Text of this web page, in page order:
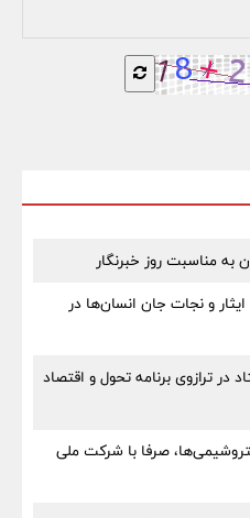
مناسبت روز خبرنگار
و نجات جان انسان‌ها در
در ترازوی برنامه تحول و اقتصاد
صرفا با شرکت ملی